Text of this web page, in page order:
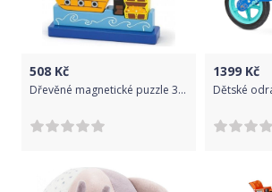
508 Kč
Dřevěné magnetické puzzle 3D kostky Viga Pirát, Multicolor
1399 Kč